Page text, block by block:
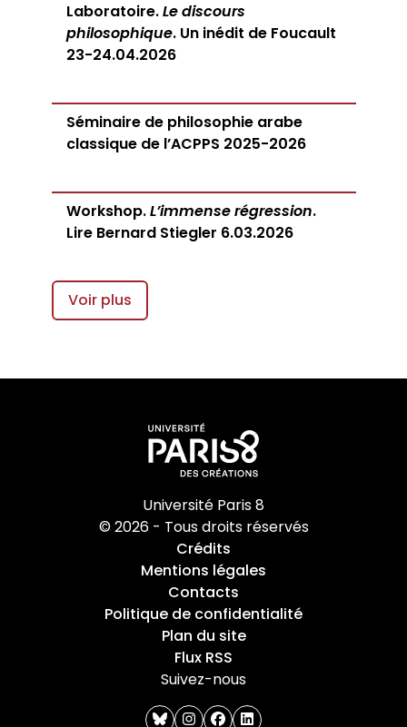
Laboratoire.Le discours
philosophique. Un inédit de Foucault
23-24.04.2026
Séminaire de philosophie arabe
classique de l’ACPPS 2025-2026
Workshop.L’immense régression.
Lire Bernard Stiegler 6.03.2026
Voir plus
Université Paris 8
© 2026 - Tous droits réservés
Crédits
Mentions légales
Contacts
Politique de confidentialité
Plan du site
Flux RSS
Suivez-nous
blueskyinstagram
facebook
linkedin